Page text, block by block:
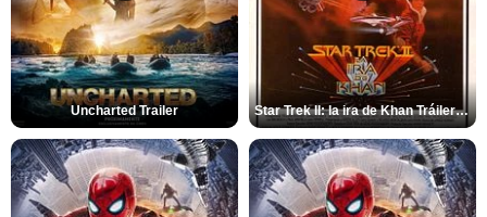
Uncharted Trailer Star Trek II: la ira de Khan Tráiler VO